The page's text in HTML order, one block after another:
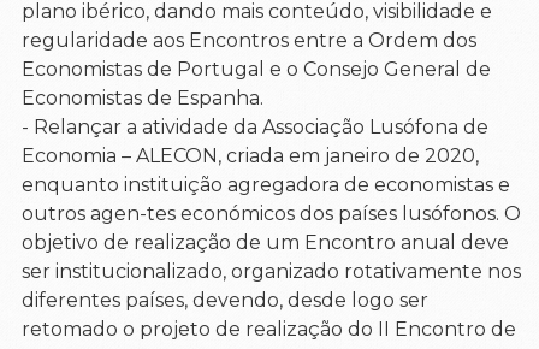
plano ibérico, dando mais conteúdo, visibilidade e
regularidade aos Encontros entre a Ordem dos
Economistas de Portugal e o Consejo General de
Economistas de Espanha.
- Relançar a atividade da Associação Lusófona de
Economia – ALECON, criada em janeiro de 2020,
enquanto instituição agregadora de economistas e
outros agen-tes económicos dos países lusófonos. O
objetivo de realização de um Encontro anual deve
ser institucionalizado, organizado rotativamente nos
diferentes países, devendo, desde logo ser
retomado o projeto de realização do II Encontro de